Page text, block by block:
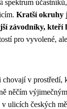
Kratší okruhy
závodníky, kteří
pro vyvolené,
v
něčím
ulicích českých